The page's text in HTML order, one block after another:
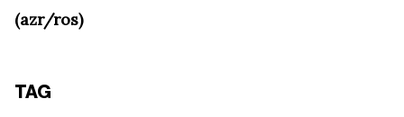
(azr/ros)
TAG